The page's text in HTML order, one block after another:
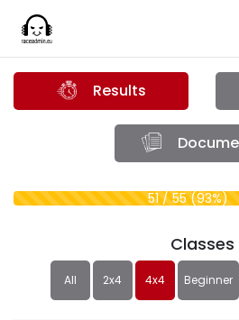
Results
51 / 55 (93%)
Classes
All 2x4 4x4 Beginner